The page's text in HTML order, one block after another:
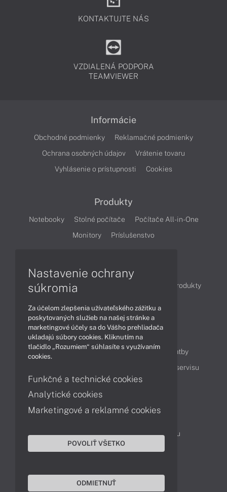
KONTAKTUJTE NÁS
VZDIALENÁ PODPORA
TEAMVIEWER
Informácie
Obchodné podmienky
Reklamačné podmienky
Ochrana osobných údajov
Vrátenie tovaru
Vyhlásenie o prístupnosti
Cookies
Produkty
Notebooky Stolné počítače
Počítače All-in-One
Monitory
Príslušenstvo
Články
Obchodné informácie
Produkty
Obsah
Ako nakupovať
Možnosti doručenia a platby
Cenník servisu
Kontakty
Servisné oddelenie
Reklamácia tovaru
Nastavenie ochrany
súkromia
Za účelom zlepšenia užívateľského zážitku a
poskytovaných služieb na našej stránke a
marketingové účely sa do Vášho prehliadača
ukladajú súbory cookies. Kliknutím na
tlačidlo „Rozumiem“ súhlasíte s využívaním
cookies.
Funkčné a technické cookies
Analytické cookies
Marketingové a reklamné cookies
POVOLIŤ VŠETKO
ODMIETNUŤ